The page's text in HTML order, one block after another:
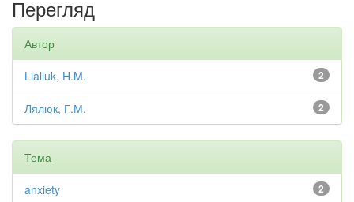
Перегляд
Автор
2
Lialiuk, H.M.
2
Лялюк, Г.М.
Тема
2
anxiety